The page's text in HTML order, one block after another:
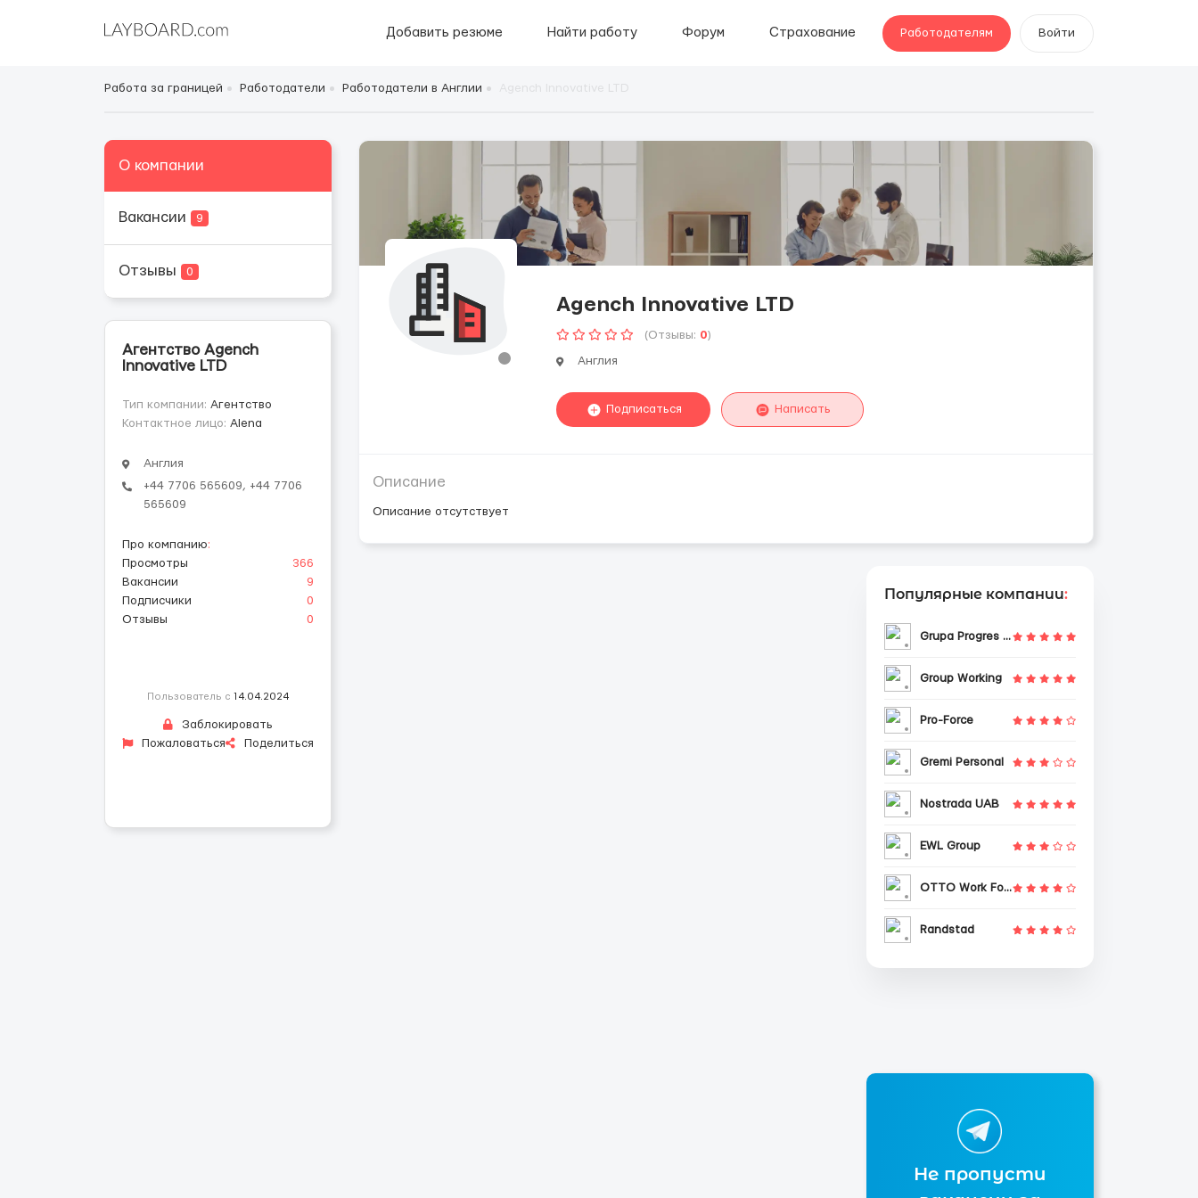
Добавить резюме Найти работу Форум Страхование Работодателям Войти
Работа за границей Работодатели Работодатели в Англии
О компании
Вакансии 9
Отзывы 0
Агентство Аgench
Innovative LTD
Тип компании: Агентство
Контактное лицо: Alena
Англия
+44 7706 565609, +44 7706
565609
Про компанию:
Просмотры
366
Вакансии
9
Подписчики
0
Отзывы
0
Пользователь с 14.04.2024
Заблокировать
Пожаловаться
Поделиться
Аgench Innovative LTD
(Отзывы: 0)
Англия
Подписаться Написать
Описание
Описание отсутствует
Популярные компании:
Grupa Progres Sp. z o.o.
Group Working
Pro-Force
Gremi Personal
Nostrada UAB
EWL Group
OTTO Work Force
Randstad
Не пропусти